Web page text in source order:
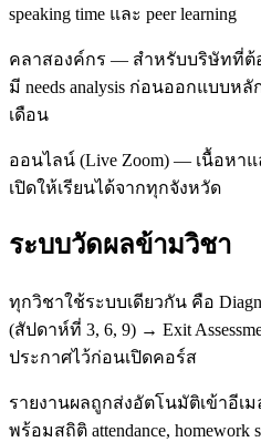
speaking time และ peer learning
คลาสองค์กร — สำหรับบริษัทที่ต้
มี needs analysis ก่อนออกแบบห
เดือน
ออนไลน์ (Live Zoom) — เนื้อหา
เปิดให้เรียนได้จากทุกจังหวัด
ระบบวัดผลข้ามวิชา
ทุกวิชาใช้ระบบเดียวกัน คือ
(สัปดาห์ที่ 3, 6, 9) → Exit
ประกาศไว้ก่อนเปิดคอร์ส
รายงานผลถูกส่งอัตโนมัติเข้าอีเ
พร้อมสถิติ attendance, homework